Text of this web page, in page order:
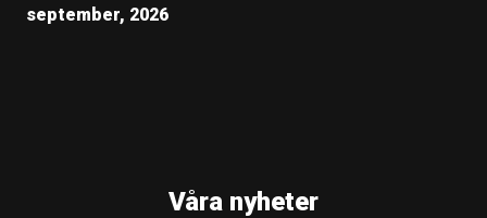
september, 2026
Våra nyheter